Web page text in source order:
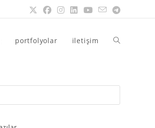
portfolyolar iletişim